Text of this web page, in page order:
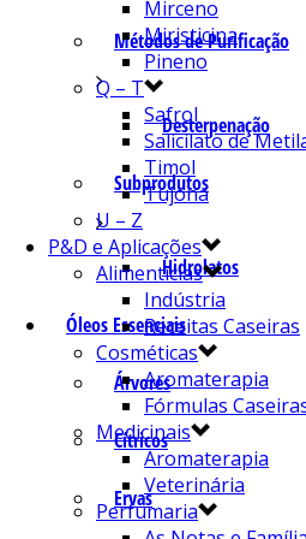
Métodos de Purificação
Desterpenação
Subprodutos
Hidrolatos
Óleos Essenciais
Árvores
Cítricos
Ervas
Mirceno
Miristicina
Pineno
Q – T
Safrol
Salicilato de
Timol
Tujona
U – Z
P&D e Aplicações
Alimentícias
Indústria
Receitas Caseiras
Cosméticas
Aromaterapia
Fórmulas
Medicinais
Aromaterapia
Veterinária
Perfumaria